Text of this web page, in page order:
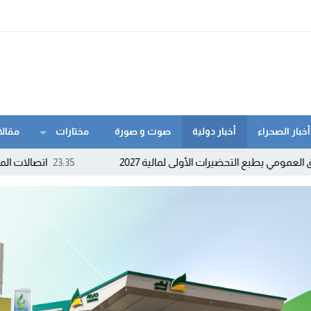
أخبار الصحراء أخبار دولية صوت و صورة مختارات
23:35 اتصالات المغرب تنزل إلى الأولى لمالية 2027